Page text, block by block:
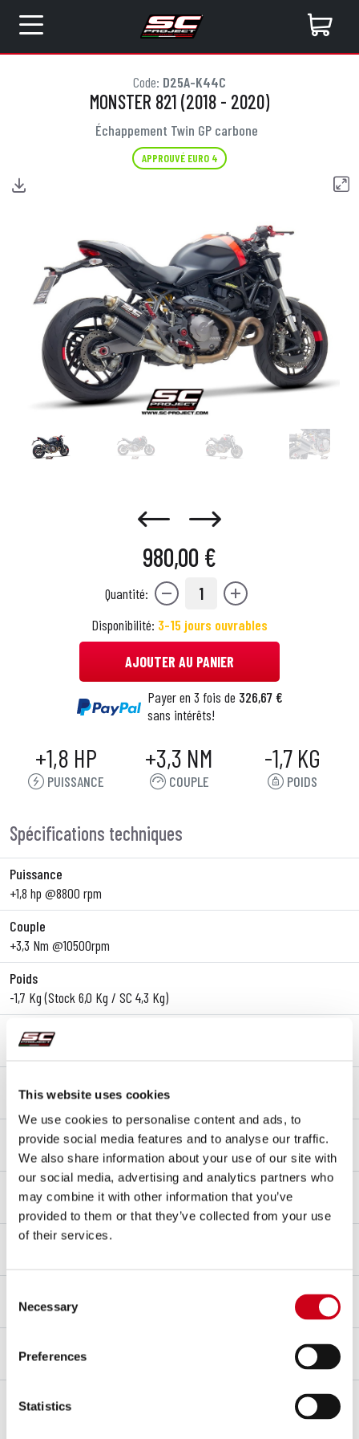
This website uses cookies
We use cookies to personalise content and ads, to
provide social media features and to analyse our traffic.
We also share information about your use of our site with
our social media, advertising and analytics partners who
may combine it with other information that you’ve
provided to them or that they’ve collected from your use
of their services.
Selection
Necessary
Preferences
Statistics
Code: D25A-K44C
MONSTER 821 (2018 - 2020)
Échappement Twin GP carbone
APPROUVÉ EURO 4
980,00 €
Quantité: 1
Disponibilité: 3-15 jours ouvrables
AJOUTER AU PANIER
Payer en 3 fois de 326,67 €
sans intérêts!
+1,8 HP
PUISSANCE
+3,3 NM
COUPLE
-1,7 KG
POIDS
Spécifications techniques
Puissance
+1,8 hp @8800 rpm
Couple
+3,3 Nm @10500rpm
Poids
-1,7 Kg (Stock 6,0 Kg / SC 4,3 Kg)
Matériau du corps
Fibre de carbone
Acier inoxydable AISI 304
Matériau du raccord
Acier inoxydable AISI 304
Type de Fixation
Support
dB-killer
Oui - Approuvé pour un usage routier - Euro 4
Oui
Catalyseur inclus pour homologation Euro 4.